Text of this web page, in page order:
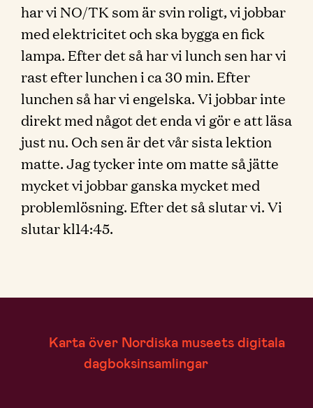
har vi NO/TK som är svin roligt, vi jobbar
med elektricitet och ska bygga en fick
lampa. Efter det så har vi lunch sen har vi
rast efter lunchen i ca 30 min. Efter
lunchen så har vi engelska. Vi jobbar inte
direkt med något det enda vi gör e att läsa
just nu. Och sen är det vår sista lektion
matte. Jag tycker inte om matte så jätte
mycket vi jobbar ganska mycket med
problemlösning. Efter det så slutar vi. Vi
slutar kl14:45.
Karta över Nordiska museets digitala
dagboksinsamlingar